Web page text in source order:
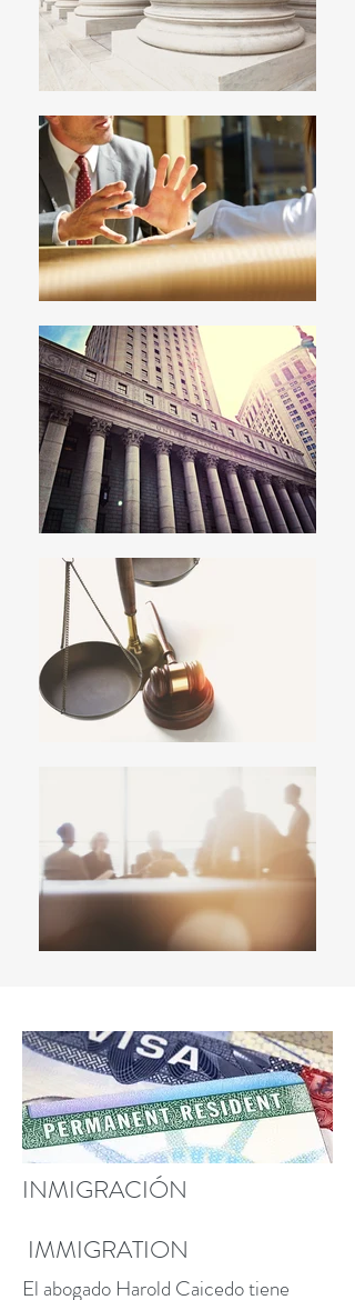
INMIGRACIÓN
IMMIGRATION
El abogado Harold Caicedo tiene